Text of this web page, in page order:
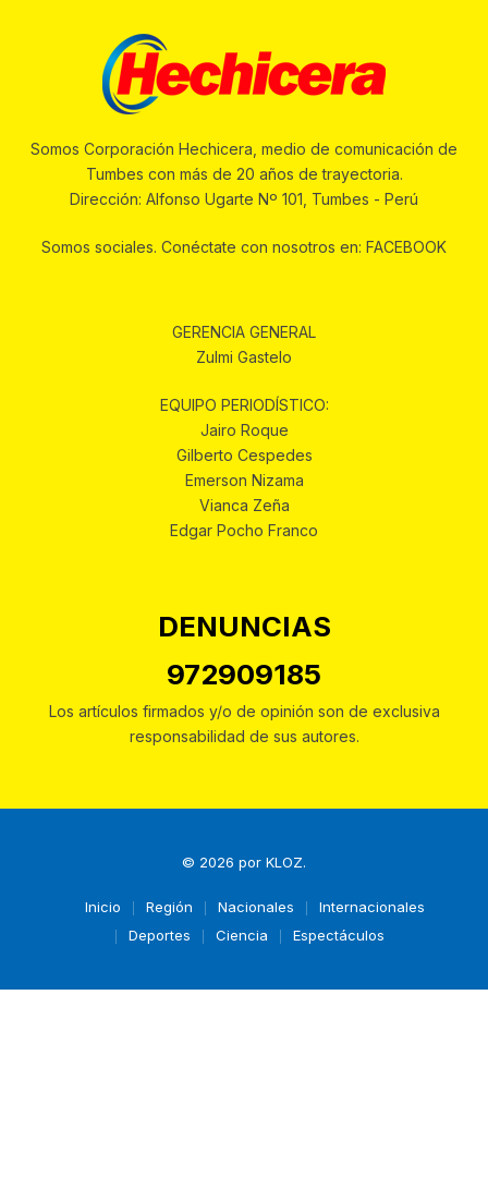
Somos Corporación Hechicera, medio de comunicación de
Tumbes con más de 20 años de trayectoria.
Dirección: Alfonso Ugarte Nº 101, Tumbes - Perú
Somos sociales. Conéctate con nosotros en: FACEBOOK
GERENCIA GENERAL
Zulmi Gastelo
EQUIPO PERIODÍSTICO:
Jairo Roque
Gilberto Cespedes
Emerson Nizama
Vianca Zeña
Edgar Pocho Franco
DENUNCIAS
972909185
Los artículos firmados y/o de opinión son de exclusiva
responsabilidad de sus autores.
© 2026 por KLOZ.
Inicio Región Nacionales
Internacionales
Deportes
Ciencia Espectáculos